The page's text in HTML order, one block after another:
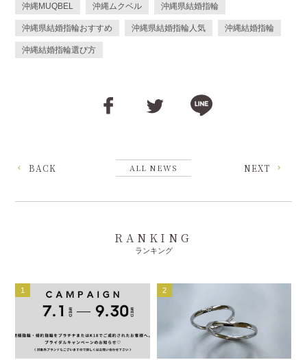
沖縄MUQBEL 沖縄ムクベル 沖縄県結婚指輪
沖縄県結婚指輪おすすめ 沖縄県結婚指輪人気 沖縄結婚指輪
沖縄結婚指輪選び方
BACK ALL NEWS NEXT
RANKING
ランキング